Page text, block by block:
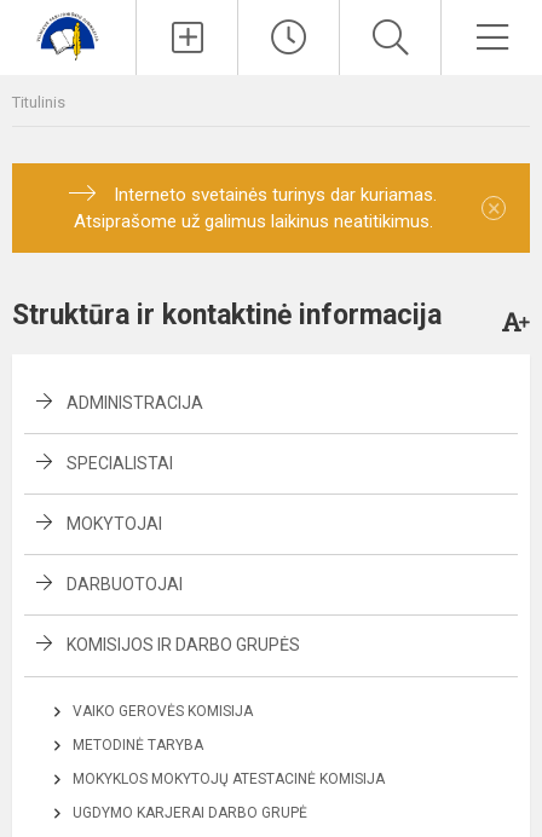
Titulinis
Interneto svetainės turinys dar kuriamas.
Atsiprašome už galimus laikinus neatitikimus.
×
Struktūra ir kontaktinė informacija
ADMINISTRACIJA
SPECIALISTAI
MOKYTOJAI
DARBUOTOJAI
KOMISIJOS IR DARBO GRUPĖS
VAIKO GEROVĖS KOMISIJA
METODINĖ TARYBA
MOKYKLOS MOKYTOJŲ ATESTACINĖ KOMISIJA
UGDYMO KARJERAI DARBO GRUPĖ